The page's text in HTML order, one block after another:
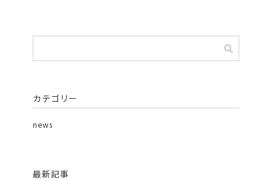
カテゴリー
news
最新記事